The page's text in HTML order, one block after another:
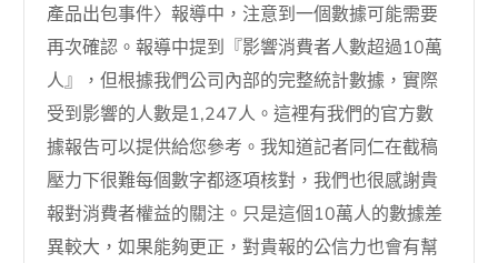
產品出包事件〉報導中，注意到一個數據可能需要
再次確認。報導中提到『影響消費者人數超過10萬
人』，但根據我們公司內部的完整統計數據，實際
受到影響的人數是1,247人。這裡有我們的官方數
據報告可以提供給您參考。我知道記者同仁在截稿
壓力下很難每個數字都逐項核對，我們也很感謝貴
報對消費者權益的關注。只是這個10萬人的數據差
異較大，如果能夠更正，對貴報的公信力也會有幫